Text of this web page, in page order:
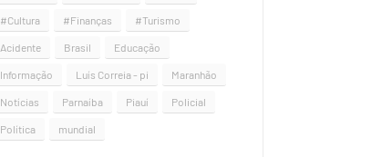
#Cultura #Finanças #Turismo
Acidente Brasil Educação
Informação Luís Correia - pi Maranhão
Notícias Parnaíba Piauí Policial
Política mundial